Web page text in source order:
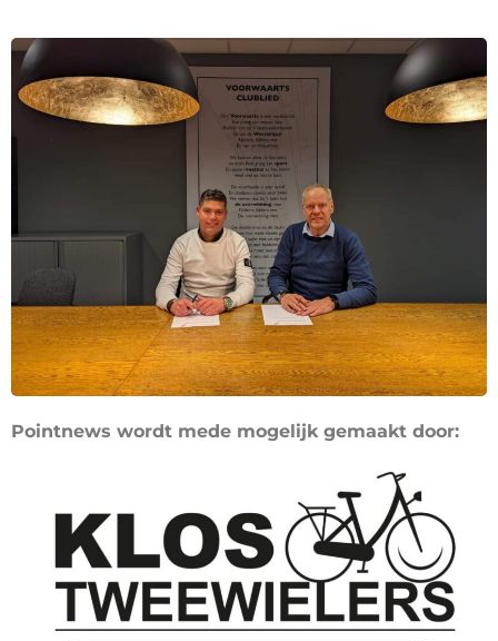
Pointnews wordt mede mogelijk gemaakt door: